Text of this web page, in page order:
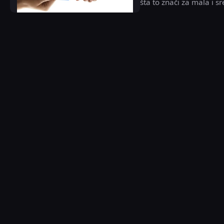
šta to znači za mala i